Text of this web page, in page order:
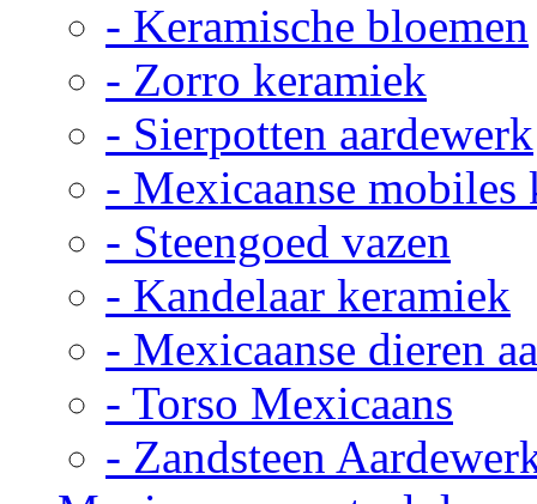
- Keramische bloemen
- Zorro keramiek
- Sierpotten aardewerk
- Mexicaanse mobiles
- Steengoed vazen
- Kandelaar keramiek
- Mexicaanse dieren
- Torso Mexicaans
- Zandsteen